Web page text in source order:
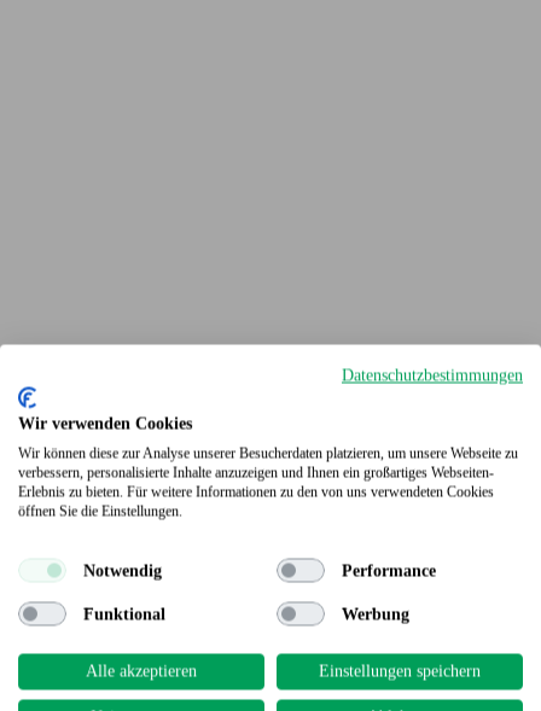
Terrassendielen
Datenschutzbestimmungen
Wir verwenden Cookies
Wir können diese zur Analyse unserer Besucherdaten platzieren, um unsere Webseite zu
verbessern, personalisierte Inhalte anzuzeigen und Ihnen ein großartiges Webseiten-
Erlebnis zu bieten. Für weitere Informationen zu den von uns verwendeten Cookies
öffnen Sie die Einstellungen.
Notwendig Performance
Funktional Werbung
Alle akzeptieren Einstellungen speichern